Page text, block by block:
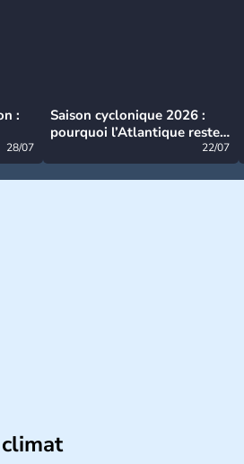
:
28/07
Saison cyclonique 2026 :
pourquoi l’Atlantique reste
22/07